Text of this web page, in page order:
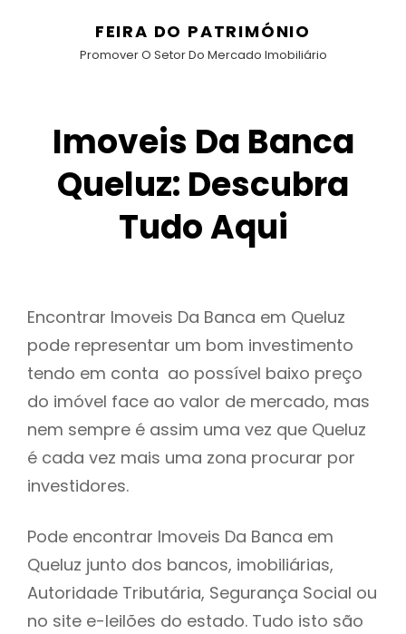
FEIRA DO PATRIMÓNIO
Promover O Setor Do Mercado Imobiliário
Imoveis Da Banca
Queluz: Descubra
Tudo Aqui
Encontrar Imoveis Da Banca em Queluz
pode representar um bom investimento
tendo em conta ao possível baixo preço
do imóvel face ao valor de mercado, mas
nem sempre é assim uma vez que Queluz
é cada vez mais uma zona procurar por
investidores.
Pode encontrar Imoveis Da Banca em
Queluz junto dos bancos, imobiliárias,
Autoridade Tributária, Segurança Social ou
no site e-leilões do estado. Tudo isto são